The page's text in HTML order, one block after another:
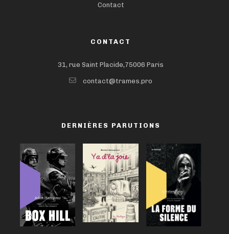
Contact
CONTACT
31, rue Saint Placide,75006 Paris
contact@trames.pro
DERNIÈRES PARUTIONS